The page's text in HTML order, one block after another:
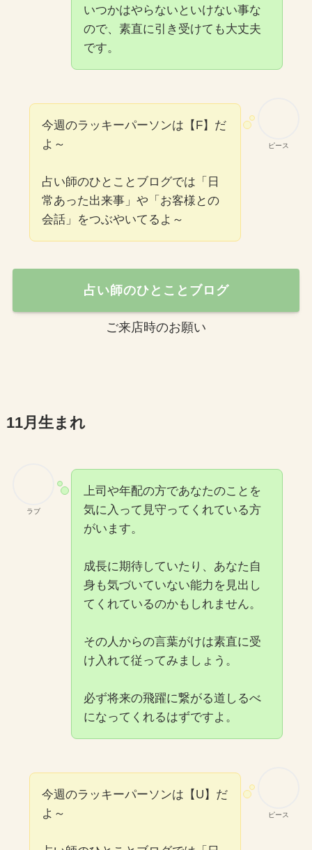
いつかはやらないといけない事な
ので、素直に引き受けても大丈夫
です。
ピース
今週のラッキーパーソンは【F】だ
よ～
占い師のひとことブログでは「日
常あった出来事」や「お客様との
会話」をつぶやいてるよ～
占い師のひとことブログ
ご来店時のお願い
11月生まれ
ラブ
上司や年配の方であなたのことを
気に入って見守ってくれている方
がいます。
成長に期待していたり、あなた自
身も気づいていない能力を見出し
てくれているのかもしれません。
その人からの言葉がけは素直に受
け入れて従ってみましょう。
必ず将来の飛躍に繋がる道しるべ
になってくれるはずですよ。
ピース
今週のラッキーパーソンは【U】だ
よ～